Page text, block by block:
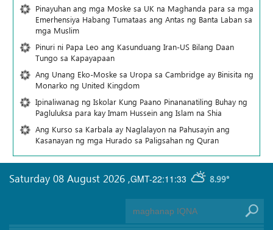
Pinayuhan ang mga Moske sa UK na Maghanda para sa mga
Emerhensiya Habang Tumataas ang Antas ng Banta Laban sa
mga Muslim
Pinuri ni Papa Leo ang Kasunduang Iran-US Bilang Daan
Tungo sa Kapayapaan
Ang Unang Eko-Moske sa Uropa sa Cambridge ay Binisita ng
Monarko ng United Kingdom
Ipinaliwanag ng Iskolar Kung Paano Pinananatiling Buhay ng
Pagluluksa para kay Imam Hussein ang Islam na Shia
Ang Kurso sa Karbala ay Naglalayon na Pahusayin ang
Kasanayan ng mga Hurado sa Paligsahan ng Quran
GMT-22:11:33 8.99°
Saturday 08 August 2026 ,